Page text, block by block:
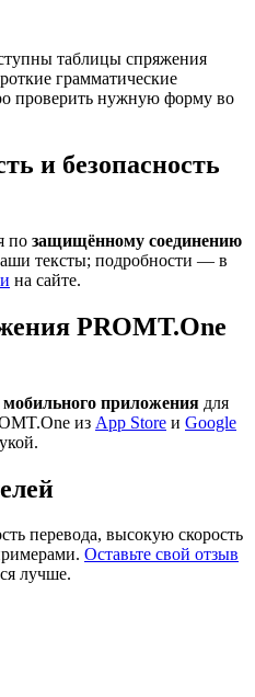
таблицы спряжения
грамматические
проверить нужную форму во
и безопасность
по защищённому соединению
тексты; подробности — в
на сайте.
PROMT.One
мобильного приложения для
из App Store и Google
перевода, высокую скорость
Оставьте свой отзыв
лучше.